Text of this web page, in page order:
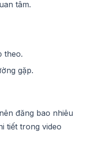
tâm.
theo.
gặp.
đăng bao nhiêu
tiết trong video